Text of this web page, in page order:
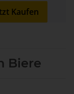
Kaufen
Biere